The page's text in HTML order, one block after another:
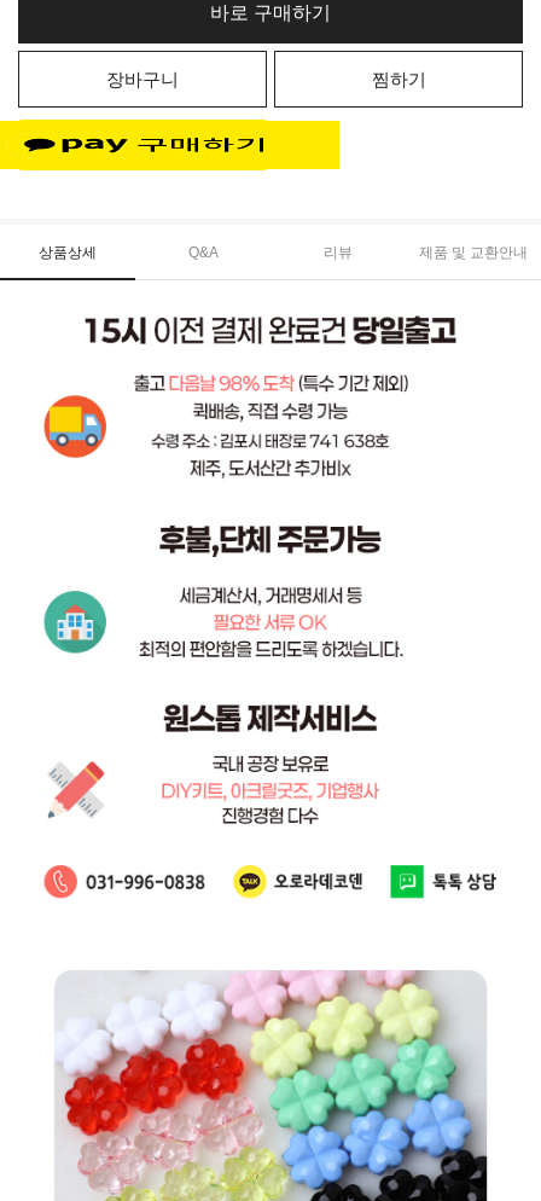
바로 구매하기
장바구니 찜하기
상품상세 Q&A 리뷰 제품 및 교환안내